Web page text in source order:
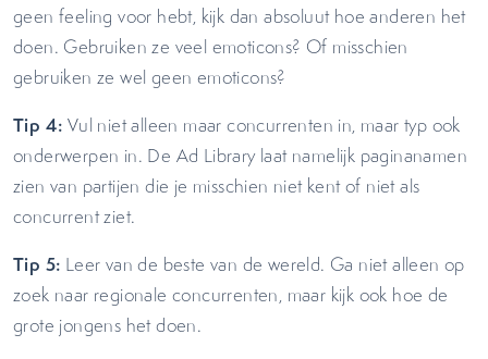
geen feeling voor hebt, kijk dan absoluut hoe anderen het
doen. Gebruiken ze veel emoticons? Of misschien
gebruiken ze wel geen emoticons?
Tip 4: Vul niet alleen maar concurrenten in, maar typ ook
onderwerpen in. De Ad Library laat namelijk paginanamen
zien van partijen die je misschien niet kent of niet als
concurrent ziet.
Tip 5: Leer van de beste van de wereld. Ga niet alleen op
zoek naar regionale concurrenten, maar kijk ook hoe de
grote jongens het doen.